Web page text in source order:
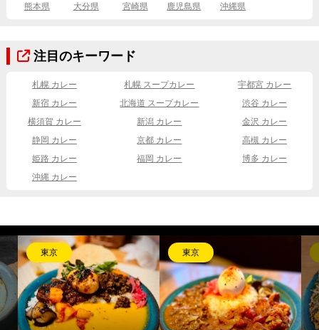
熊本県
大分県 宮崎県 鹿児島県 沖縄県
注目のキーワード
札幌 カレー 札幌 スープカレー
宇都宮 カレー
新宿 カレー
北海道 スープカレー
渋谷 カレー
横須賀 カレー
新潟 カレー
金沢 カレー
静岡 カレー
京都 カレー
高槻 カレー
姫路 カレー
福岡 カレー
博多 カレー
沖縄 カレー
東京